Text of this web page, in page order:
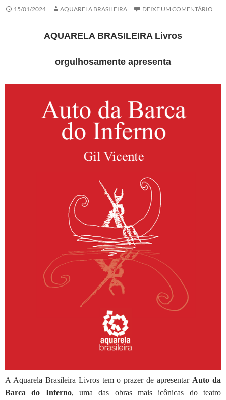
15/01/2024 AQUARELA BRASILEIRA DEIXE UM COMENTÁRIO
AQUARELA BRASILEIRA Livros
orgulhosamente apresenta
A Aquarela Brasileira Livros tem o prazer de apresentar Auto da
Barca do Inferno, uma das obras mais icônicas do teatro